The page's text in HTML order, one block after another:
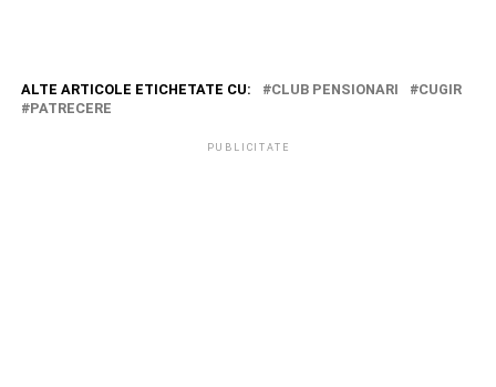
ALTE ARTICOLE ETICHETATE CU: CLUB PENSIONARI
CUGIR
PATRECERE
PUBLICITATE